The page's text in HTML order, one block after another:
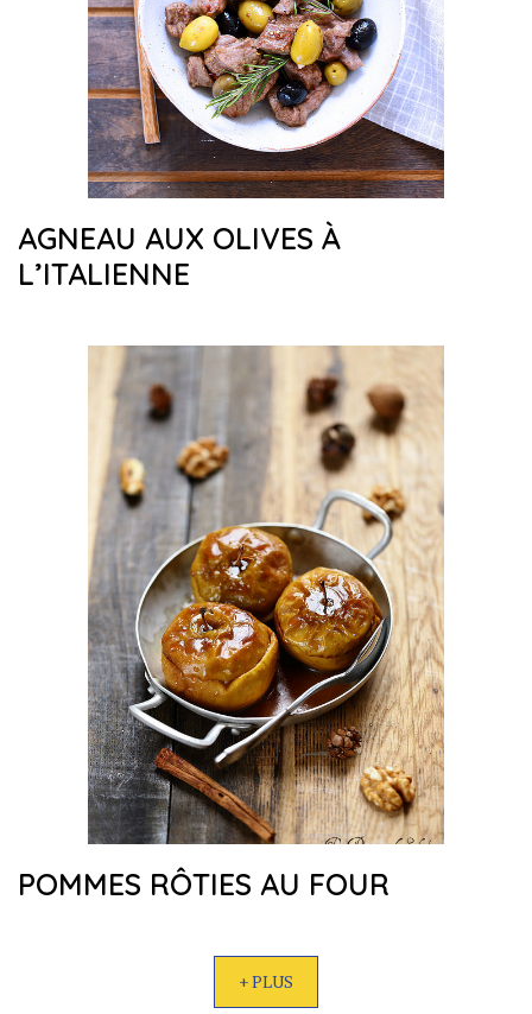
AGNEAU AUX OLIVES À
L’ITALIENNE
POMMES RÔTIES AU FOUR
+ PLUS